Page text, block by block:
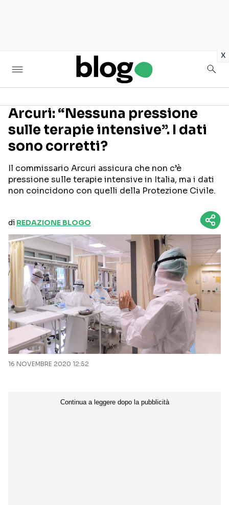
x
Seguici sui social
Arcuri: “Nessuna pressione
sulle terapie intensive”. I dati
sono corretti?
Il commissario Arcuri assicura che non c’è
pressione sulle terapie intensive in Italia, ma i dati
non coincidono con quelli della Protezione Civile.
di REDAZIONE BLOGO
16 NOVEMBRE 2020 12:52